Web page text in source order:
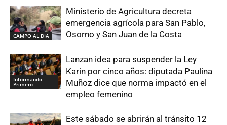
CAMPO AL DIA
Ministerio de Agricultura decreta
emergencia agrícola para San Pablo,
Osorno y San Juan de la Costa
Informando
Primero
Lanzan idea para suspender la Ley
Karin por cinco años: diputada Paulina
Muñoz dice que norma impactó en el
empleo femenino
Este sábado se abrirán al tránsito 12